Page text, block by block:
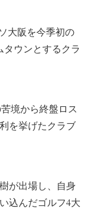
大阪を今季初の
ウンとするクラ
境から終盤ロス
を挙げたクラブ
が出場し、自身
込んだゴルフ4大